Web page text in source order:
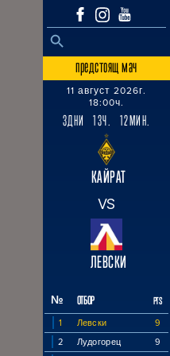
Search
SEARCH BUTTON
предстоящ мач
11 август 2026г.
18:00ч.
3ДНИ 13Ч. 12МИН.
КАЙРАТ
VS
ЛЕВСКИ
№ ОТБОР PTS
1 Левски
9
2
Лудогорец
9